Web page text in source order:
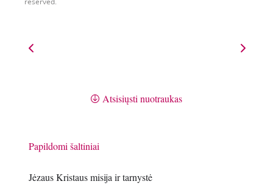
Atsisiųsti nuotraukas
Papildomi šaltiniai
Jėzaus Kristaus misija ir tarnystė